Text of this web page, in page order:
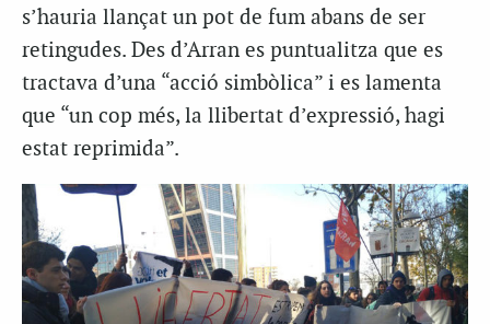
s’hauria llançat un pot de fum abans de ser
retingudes. Des d’Arran es puntualitza que es
tractava d’una “acció simbòlica” i es lamenta
que “un cop més, la llibertat d’expressió, hagi
estat reprimida”.